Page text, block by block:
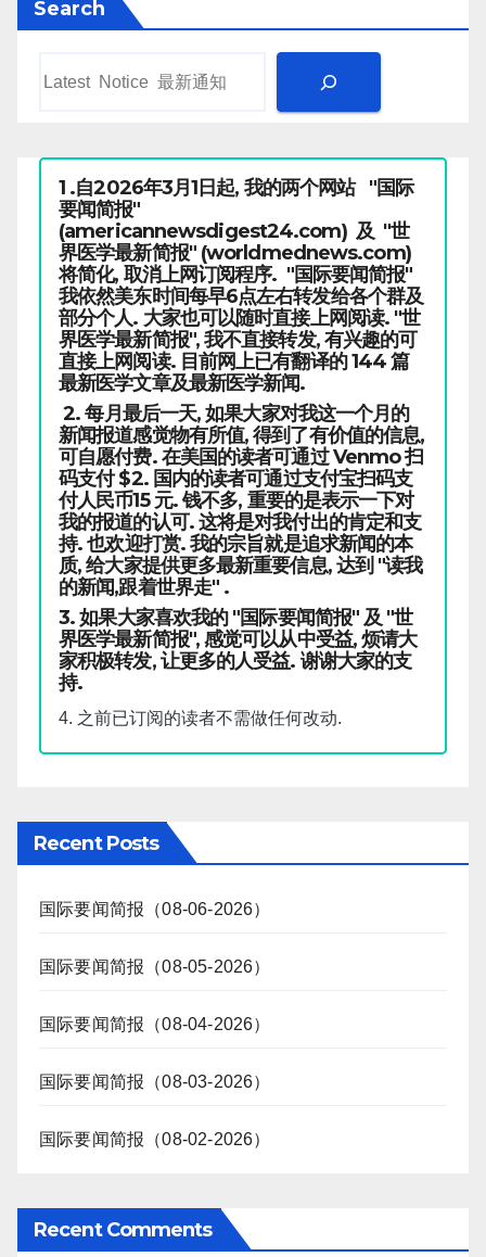
Search
1 .自2026年3月1日起, 我的两个网站 "国际
要闻简报"
(americannewsdigest24.com) 及 "世
界医学最新简报" (worldmednews.com)
将简化, 取消上网订阅程序. "国际要闻简报"
我依然美东时间每早6点左右转发给各个群及
部分个人. 大家也可以随时直接上网阅读. "世
界医学最新简报", 我不直接转发, 有兴趣的可
直接上网阅读. 目前网上已有翻译的 144 篇
最新医学文章及最新医学新闻.
2. 每月最后一天, 如果大家对我这一个月的
新闻报道感觉物有所值, 得到了有价值的信息,
可自愿付费. 在美国的读者可通过 Venmo 扫
码支付 $2. 国内的读者可通过支付宝扫码支
付人民币15 元. 钱不多, 重要的是表示一下对
我的报道的认可. 这将是对我付出的肯定和支
持. 也欢迎打赏. 我的宗旨就是追求新闻的本
质, 给大家提供更多最新重要信息, 达到 "读我
的新闻,跟着世界走" .
3. 如果大家喜欢我的 "国际要闻简报" 及 "世
界医学最新简报", 感觉可以从中受益, 烦请大
家积极转发, 让更多的人受益. 谢谢大家的支
持.
4. 之前已订阅的读者不需做任何改动.
Recent Posts
国际要闻简报（08-06-2026）
国际要闻简报（08-05-2026）
国际要闻简报（08-04-2026）
国际要闻简报（08-03-2026）
国际要闻简报（08-02-2026）
Recent Comments